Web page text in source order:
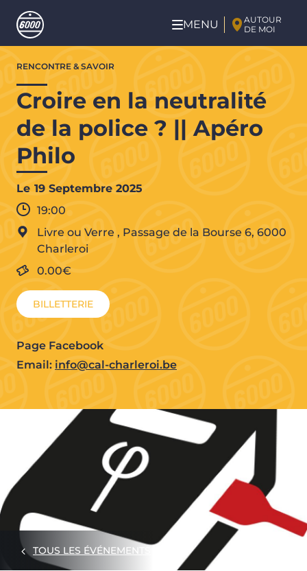
Aller au contenu principal
MENU
AUTOUR
DE MOI
contenu
principal
RENCONTRE & SAVOIR
Croire en la neutralité
de la police ? || Apéro
Philo
Le 19 Septembre 2025
19:00
Livre ou Verre , Passage de la Bourse 6, 6000
Charleroi
0.00€
BILLETTERIE
Page Facebook
Email: info@cal-charleroi.be
TOUS LES ÉVÉNEMENTS